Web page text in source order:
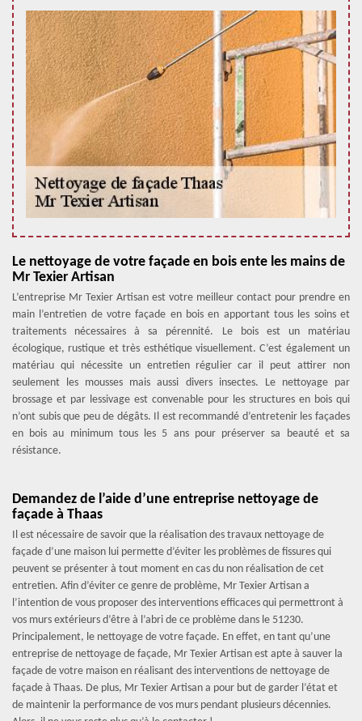
Le nettoyage de votre façade en bois ente les mains de
Mr Texier Artisan
L’entreprise Mr Texier Artisan est votre meilleur contact pour prendre en
main l’entretien de votre façade en bois en apportant tous les soins et
traitements nécessaires à sa pérennité. Le bois est un matériau
écologique, rustique et très esthétique visuellement. C’est également un
matériau qui nécessite un entretien régulier car il peut attirer non
seulement les mousses mais aussi divers insectes. Le nettoyage par
brossage et par lessivage est convenable pour les structures en bois qui
n’ont subis que peu de dégâts. Il est recommandé d’entretenir les façades
en bois au minimum tous les 5 ans pour préserver sa beauté et sa
résistance.
Demandez de l’aide d’une entreprise nettoyage de
façade à Thaas
Il est nécessaire de savoir que la réalisation des travaux nettoyage de
façade d’une maison lui permette d’éviter les problèmes de fissures qui
peuvent se présenter à tout moment en cas du non réalisation de cet
entretien. Afin d’éviter ce genre de problème, Mr Texier Artisan a
l’intention de vous proposer des interventions efficaces qui permettront à
vos murs extérieurs d’être à l’abri de ce problème dans le 51230.
Principalement, le nettoyage de votre façade. En effet, en tant qu’une
entreprise de nettoyage de façade, Mr Texier Artisan est apte à sauver la
façade de votre maison en réalisant des interventions de nettoyage de
façade à Thaas. De plus, Mr Texier Artisan a pour but de garder l’état et
de maintenir la performance de vos murs pendant plusieurs décennies.